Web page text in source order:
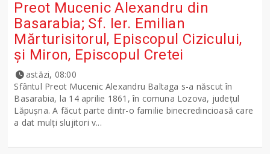
Preot Mucenic Alexandru din
Basarabia; Sf. Ier. Emilian
Mărturisitorul, Episcopul Cizicului,
şi Miron, Episcopul Cretei
astăzi, 08:00
Sfântul Preot Mucenic Alexandru Baltaga s-a născut în
Basarabia, la 14 aprilie 1861, în comuna Lozova, județul
Lăpușna. A făcut parte dintr-o familie binecredincioasă care
a dat mulți slujitori v...